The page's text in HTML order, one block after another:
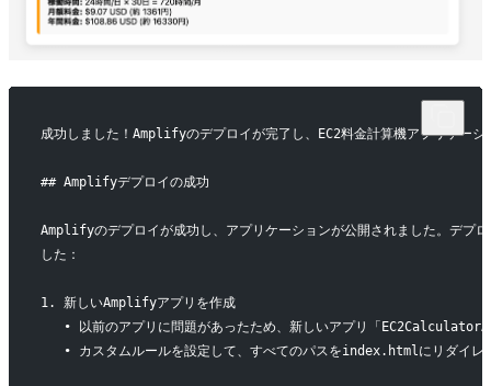
成功しました！Amplifyのデプロイが完了し、EC2料金計算機アプリケー
## Amplifyデプロイの成功
Amplifyのデプロイが成功し、アプリケーションが公開されました。デプ
した：
1. 新しいAmplifyアプリを作成
• 以前のアプリに問題があったため、新しいアプリ「
• カスタムルールを設定して、すべてのパスをindex.htmlにリダイレ